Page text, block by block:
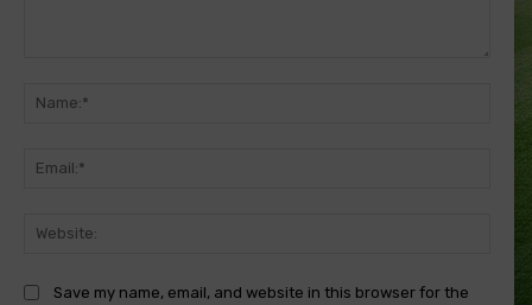
Save my name, email, and website in this browser for the